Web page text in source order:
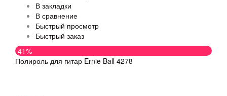
В закладки
В сравнение
Быстрый просмотр
Быстрый заказ
-41%
Полироль для гитар Ernie Ball 4278